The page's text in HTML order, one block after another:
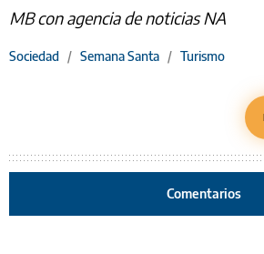
MB con agencia de noticias NA
Sociedad / Semana Santa / Turismo
Comentarios